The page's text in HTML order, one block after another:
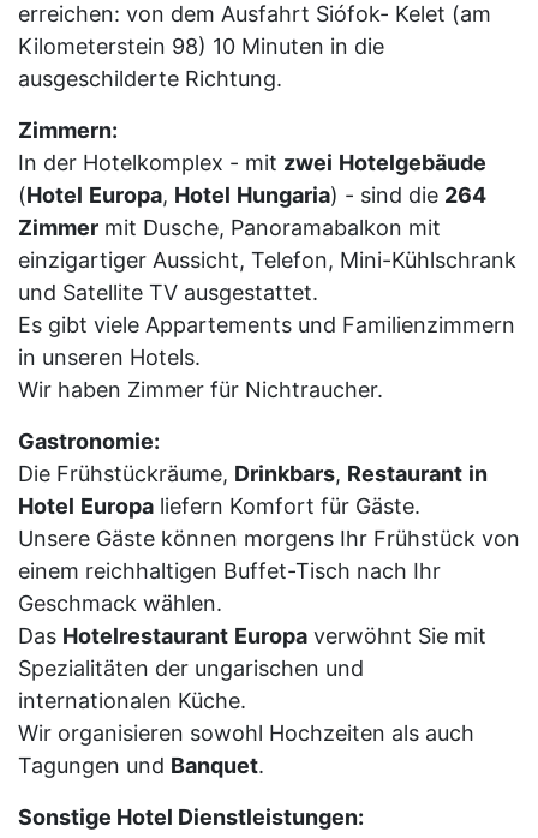
erreichen: von dem Ausfahrt Siófok- Kelet (am
Kilometerstein 98) 10 Minuten in die
ausgeschilderte Richtung.
Zimmern:
In der Hotelkomplex - mit zwei Hotelgebäude
(Hotel Europa, Hotel Hungaria) - sind die 264
Zimmer mit Dusche, Panoramabalkon mit
einzigartiger Aussicht, Telefon, Mini-Kühlschrank
und Satellite TV ausgestattet.
Es gibt viele Appartements und Familienzimmern
in unseren Hotels.
Wir haben Zimmer für Nichtraucher.
Gastronomie:
Die Frühstückräume, Drinkbars, Restaurant in
Hotel Europa liefern Komfort für Gäste.
Unsere Gäste können morgens Ihr Frühstück von
einem reichhaltigen Buffet-Tisch nach Ihr
Geschmack wählen.
Das Hotelrestaurant Europa verwöhnt Sie mit
Spezialitäten der ungarischen und
internationalen Küche.
Wir organisieren sowohl Hochzeiten als auch
Tagungen und Banquet.
Sonstige Hotel Dienstleistungen: